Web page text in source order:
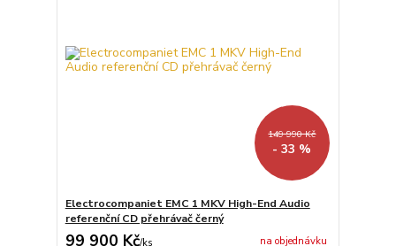
149 990 Kč
- 33 %
Electrocompaniet EMC 1 MKV High-End Audio
referenční CD přehrávač černý
99 900 Kč/ks na objednávku